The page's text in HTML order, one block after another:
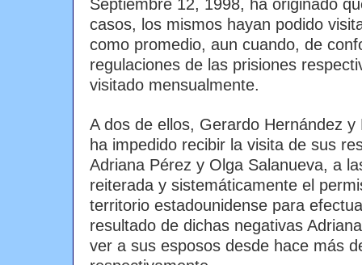
Septiembre 12, 1998, ha originado
casos, los mismos hayan podido
como promedio, aun cuando, de
regulaciones de las prisiones
visitado mensualmente.
A dos de ellos, Gerardo Hernández
ha impedido recibir la visita de sus
Adriana Pérez y Olga Salanueva, a
reiterada y sistemáticamente el
territorio estadounidense para
resultado de dichas negativas
ver a sus esposos desde hace más